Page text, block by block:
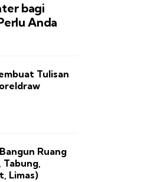
bagi
Anda
Tulisan
Ruang
Tabung,
Limas)